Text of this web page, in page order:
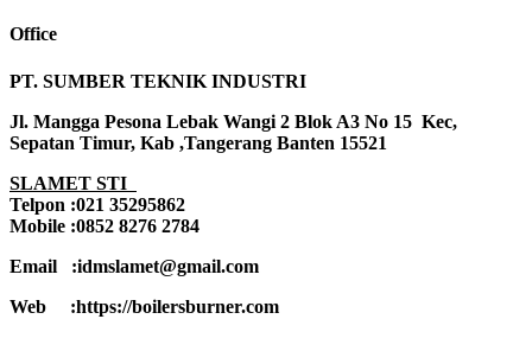
Office
PT. SUMBER TEKNIK INDUSTRI
Jl. Mangga Pesona Lebak Wangi 2 Blok A3 No 15 Kec,
Sepatan Timur, Kab ,Tangerang Banten 15521
SLAMET STI
Telpon :021 35295862
Mobile :0852 8276 2784
Email :idmslamet@gmail.com
Web :https://boilersburner.com